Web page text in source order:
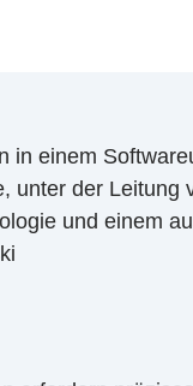
in einem
unter der Leitung
und einem